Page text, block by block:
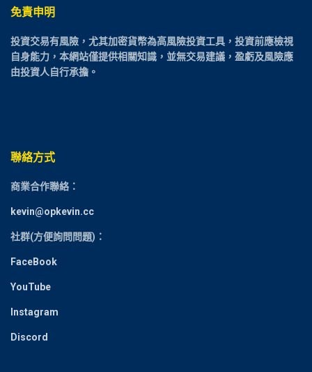
免責申明
投資交易有風險，尤其加密貨幣為高風險投資工具，投資前應檢視
自身能力，本網站僅提供相關知識，並無交易建議，盈虧及風險應
由投資人自行承擔。
聯絡方式
商業合作聯絡：
kevin@opkevin.cc
社群(方便詢問問題)：
FaceBook
YouTube
Instagram
Discord